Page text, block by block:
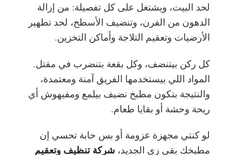
لحد البيت، ويشتغل على كل تفصيلة: من إزالة
الدهون من الفرن، وتنضيف الأسطح، لحد تطهير
الأرضيات وتعقيم التلاجة وأماكن التخزين.
كل ركن بيتنضف، وكل بقعة بتنضرب في مقتل.
المواد اللي بيستخدمها الفريق آمنة ومعتمدة،
والنتيجة بتكون مطبخ نضيف بيلمع ومفيهوش أي
ريحة وحشة أو بقايا طعام.
لو كنتي مجهزة عزومة أو بس حابة تحسي إن
مطبخك بقى زي الجديد، شركة تنظيف وتعقيم